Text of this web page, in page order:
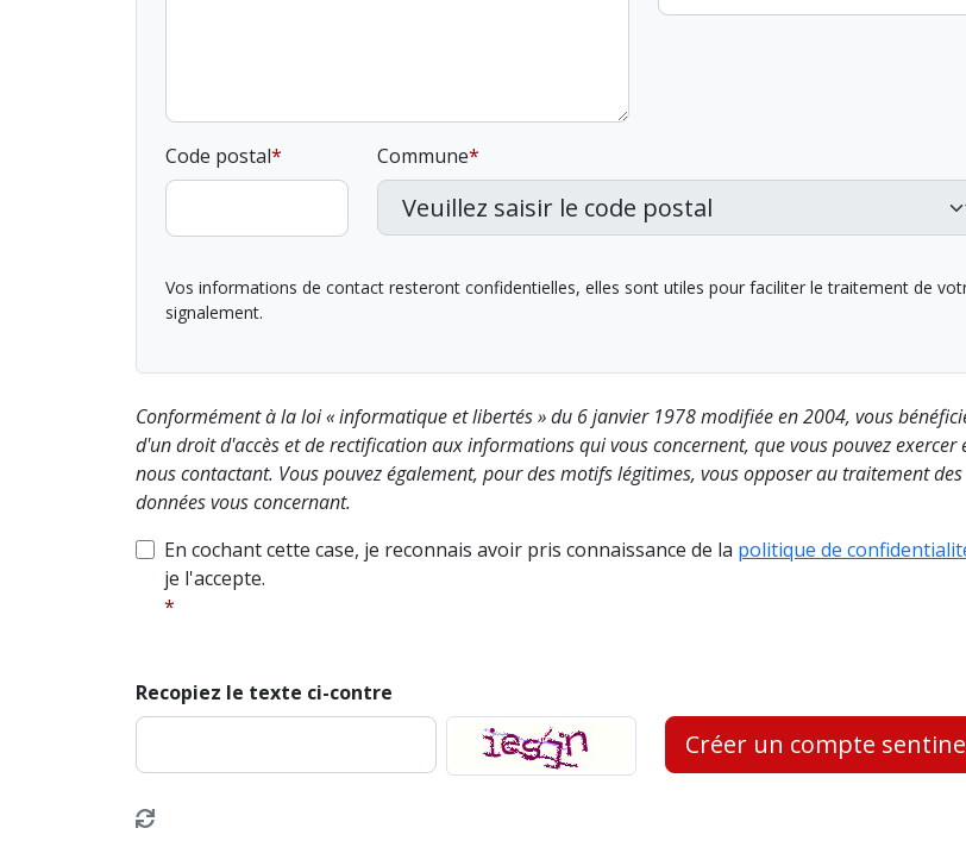
Code postal Commune
Vos informations de contact resteront confidentielles, elles sont utiles pour faciliter le traitement de
signalement.
Conformément à la loi « informatique et libertés » du 6 janvier 1978 modifiée en 2004, vous
d'un droit d'accès et de rectification aux informations qui vous concernent, que vous pouvez exercer
nous contactant. Vous pouvez également, pour des motifs légitimes, vous opposer au traitement des
données vous concernant.
En cochant cette case, je reconnais avoir pris connaissance de la politique de
je l'accepte.
Recopiez le texte ci-contre
Créer un compte